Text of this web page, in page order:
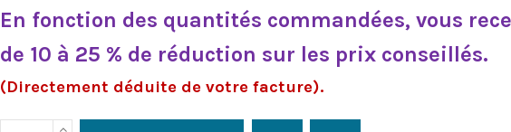
En fonction des quantités commandées, vous
de 10 à 25 % de réduction sur les prix conseillés.
(Directement déduite de votre facture).